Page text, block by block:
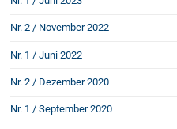
Schenkung von Immobilien
Checklisten: Haus-, Wohnungs- und
Checkliste: Immobilienertragssteuer
Checkliste: Mietvertrag
Checkliste: GmbH-Gründung
Nr. 2 / November 2022
Nr. 1 / Juni 2022
Nr. 2 / Dezember 2020
Nr. 1 / September 2020